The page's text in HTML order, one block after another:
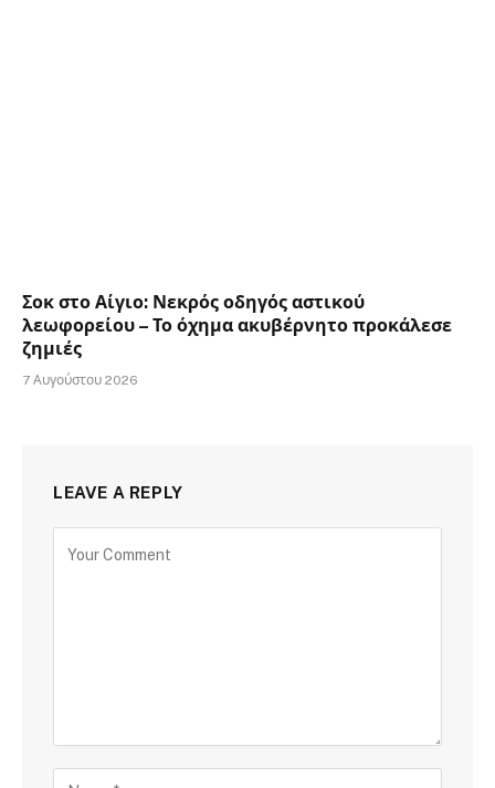
Σοκ στο Αίγιο: Νεκρός οδηγός αστικού
λεωφορείου – Το όχημα ακυβέρνητο προκάλεσε
ζημιές
7 Αυγούστου 2026
LEAVE A REPLY